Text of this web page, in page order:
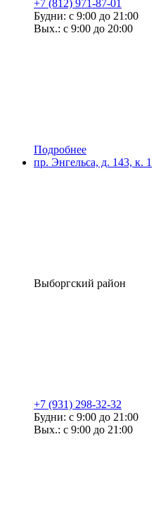
+7 (812) 971-87-01
Будни: с 9:00 до 21:00
Вых.: с 9:00 до 20:00
Подробнее
пр. Энгельса, д. 143, к. 1
Выборгский район
+7 (931) 298-32-32
Будни: с 9:00 до 21:00
Вых.: с 9:00 до 21:00